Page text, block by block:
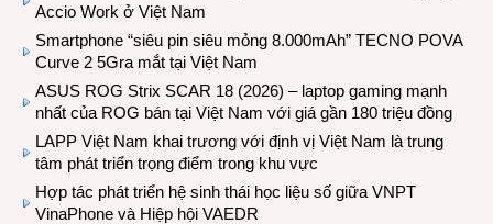
Accio Work ở Việt Nam
Smartphone “siêu pin siêu mỏng 8.000mAh” TECNO POVA
Curve 2 5Gra mắt tại Việt Nam
ASUS ROG Strix SCAR 18 (2026) – laptop gaming mạnh
nhất của ROG bán tại Việt Nam với giá gần 180 triệu đồng
LAPP Việt Nam khai trương với định vị Việt Nam là trung
tâm phát triển trọng điểm trong khu vực
Hợp tác phát triển hệ sinh thái học liệu số giữa VNPT
VinaPhone và Hiệp hội VAEDR